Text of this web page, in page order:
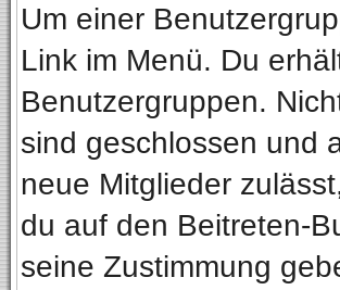
Um einer
Link im Menü. Du
Benutzergruppen.
sind geschlossen und
neue Mitglieder
du auf den Beitreten-
seine Zustimmung